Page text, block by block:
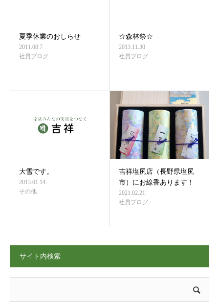
夏季休業のおしらせ
2011.08.7
社員ブログ
☆森林祭☆
2013.11.30
社員ブログ
大雪です。
2013.01.14
その他
吉祥塩尻店（長野県塩尻
市）にお線香あります！
2021.02.21
社員ブログ
サイト内検索